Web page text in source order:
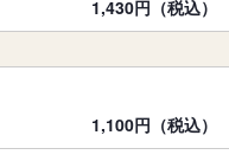
1,430円（税込）
1,100円（税込）